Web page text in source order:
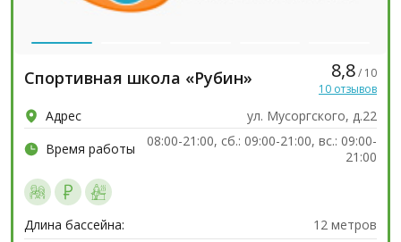
Спортивная школа «Рубин» 8,8/ 10
10 отзывов
Адрес
ул. Мусоргского, д.22
Время работы
08:00-21:00, сб.: 09:00-21:00, вс.: 09:00-
21:00
Длина бассейна:
12 метров